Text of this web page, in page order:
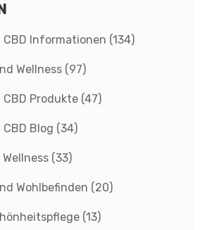
CBD Informationen (134)
Wellness (97)
Produkte (47)
Blog (34)
(33)
Wohlbefinden (20)
(13)